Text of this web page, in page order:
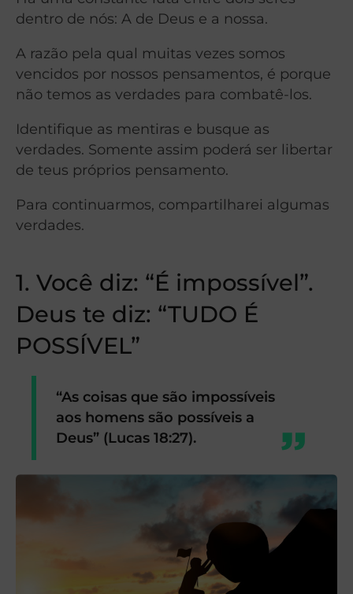
dentro de nós: A de Deus e a nossa.
A razão pela qual muitas vezes somos
vencidos por nossos pensamentos, é porque
não temos as verdades para combatê-los.
Identifique as mentiras e busque as
verdades. Somente assim poderá ser libertar
de teus próprios pensamento.
Para continuarmos, compartilharei algumas
verdades.
1. Você diz: “É impossível”.
Deus te diz: “TUDO É
POSSÍVEL”
“As coisas que são impossíveis
aos homens são possíveis a
Deus” (Lucas 18:27).